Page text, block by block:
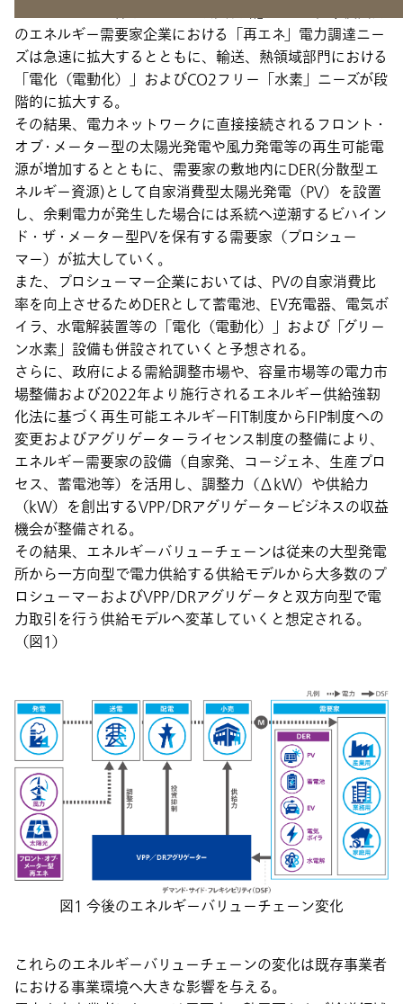
ニュートラルに伴うグリーン成長戦略」により、今後国内
のエネルギー需要家企業における「再エネ」電力調達ニー
ズは急速に拡大するとともに、輸送、熱領域部門における
「電化（電動化）」およびCO2フリー「水素」ニーズが段
階的に拡大する。
その結果、電力ネットワークに直接接続されるフロント・
オブ・メーター型の太陽光発電や風力発電等の再生可能電
源が増加するとともに、需要家の敷地内にDER(分散型エ
ネルギー資源)として自家消費型太陽光発電（PV）を設置
し、余剰電力が発生した場合には系統へ逆潮するビハイン
ド・ザ・メーター型PVを保有する需要家（プロシュー
マー）が拡大していく。
また、プロシューマー企業においては、PVの自家消費比
率を向上させるためDERとして蓄電池、EV充電器、電気ボ
イラ、水電解装置等の「電化（電動化）」および「グリー
ン水素」設備も併設されていくと予想される。
さらに、政府による需給調整市場や、容量市場等の電力市
場整備および2022年より施行されるエネルギー供給強靭
化法に基づく再生可能エネルギーFIT制度からFIP制度への
変更およびアグリゲーターライセンス制度の整備により、
エネルギー需要家の設備（自家発、コージェネ、生産プロ
セス、蓄電池等）を活用し、調整力（ΔkW）や供給力
（kW）を創出するVPP/DRアグリゲータービジネスの収益
機会が整備される。
その結果、エネルギーバリューチェーンは従来の大型発電
所から一方向型で電力供給する供給モデルから大多数のプ
ロシューマーおよびVPP/DRアグリゲータと双方向型で電
力取引を行う供給モデルへ変革していくと想定される。
（図1）
図1 今後のエネルギーバリューチェーン変化
これらのエネルギーバリューチェーンの変化は既存事業者
における事業環境へ大きな影響を与える。